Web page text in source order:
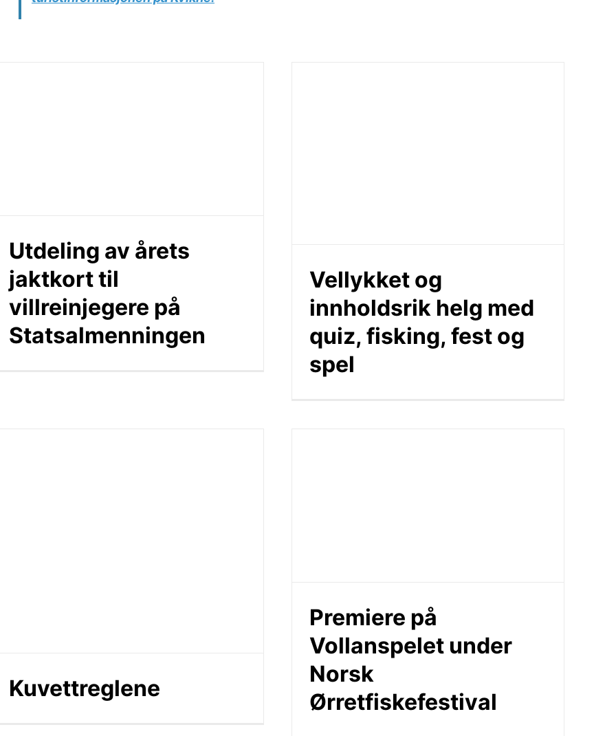
Utdeling av årets
jaktkort til
villreinjegere på
Statsalmenningen
Vellykket og
innholdsrik helg med
quiz, fisking, fest og
spel
Kuvettreglene
Premiere på
Vollanspelet under
Norsk
Ørretfiskefestival